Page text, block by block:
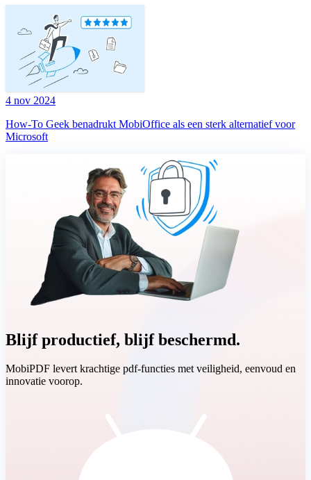
4 nov 2024
How-To Geek benadrukt MobiOffice als een sterk alternatief voor
Microsoft
Blijf productief, blijf beschermd.
MobiPDF levert krachtige pdf-functies met veiligheid, eenvoud en
innovatie voorop.